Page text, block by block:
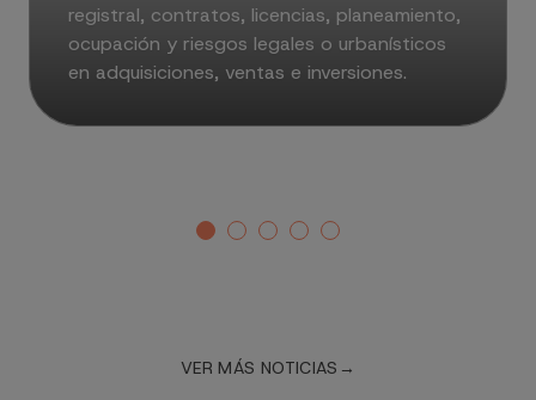
registral, contratos, licencias, planeamiento,
ocupación y riesgos legales o urbanísticos
en adquisiciones, ventas e inversiones.
VER MÁS NOTICIAS →